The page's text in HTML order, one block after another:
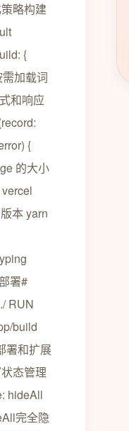
略构建
{
加载词
和响应
{
的大小
本 yarn
署#
RUN
build
署和扩展
态管理
hideAll
完全隐